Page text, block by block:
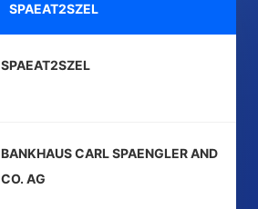
SPAEAT2SZEL
SPAEAT2SZEL
BANKHAUS CARL SPAENGLER AND
CO. AG